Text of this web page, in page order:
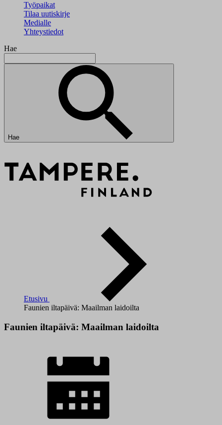
Työpaikat
Tilaa uutiskirje
Medialle
Yhteystiedot
Hae
Hae
Etusivu
Faunien iltapäivä: Maailman laidoilta
Faunien iltapäivä: Maailman laidoilta